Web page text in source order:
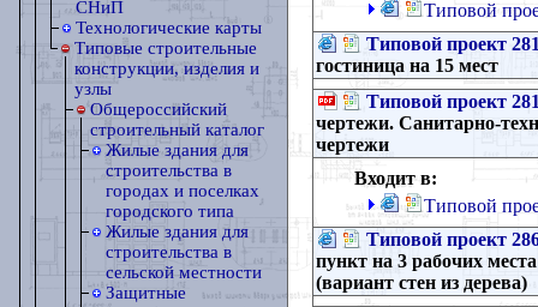
СНиП
Технологические карты
Типовые строительные
конструкции, изделия и
узлы
Общероссийский
строительный каталог
Жилые здания для
строительства в
городах и поселках
городского типа
Жилые здания для
строительства в
сельской местности
Защитные
Типовой
Типовой проект
гостиница на 15 мест
Типовой проект
чертежи. Санитарно-
чертежи
Входит в:
Типовой
Типовой проект
пункт на 3 рабочих
(вариант стен из дерева)